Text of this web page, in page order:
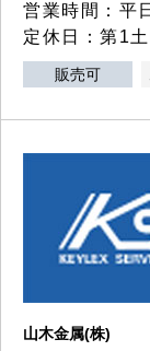
営業時間：
定休日：第1
販売可
山木金属(株)